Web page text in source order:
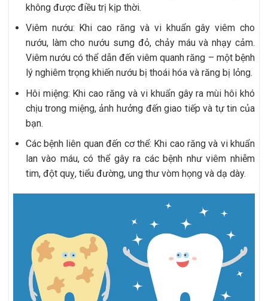
không được điều trị kịp thời.
Viêm nướu: Khi cao răng và vi khuẩn gây viêm cho
nướu, làm cho nướu sưng đỏ, chảy máu và nhạy cảm.
Viêm nướu có thể dẫn đến viêm quanh răng – một bệnh
lý nghiêm trọng khiến nướu bị thoái hóa và răng bị lỏng.
Hôi miệng: Khi cao răng và vi khuẩn gây ra mùi hôi khó
chịu trong miệng, ảnh hưởng đến giao tiếp và tự tin của
bạn.
Các bệnh liên quan đến cơ thể: Khi cao răng và vi khuẩn
lan vào máu, có thể gây ra các bệnh như viêm nhiễm
tim, đột quỵ, tiểu đường, ung thư vòm họng và dạ dày.